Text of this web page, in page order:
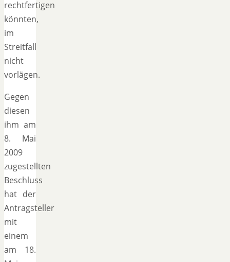
rechtfertigen
könnten,
im
Streitfall
nicht
vorlägen.
Gegen
diesen
ihm am
8. Mai
2009
zugestellten
Beschluss
hat der
Antragsteller
mit
einem
am 18.